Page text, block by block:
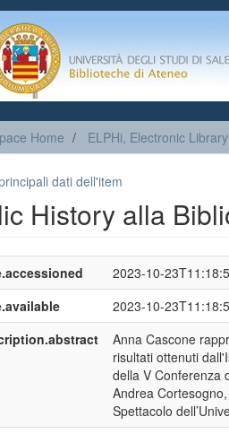
Home ELPHi, Electronic
dati dell'item
History alla
2023-10-
2023-10-
Anna Cascone
risultati ottenuti
della V Conferenza
Andrea
Spettacolo